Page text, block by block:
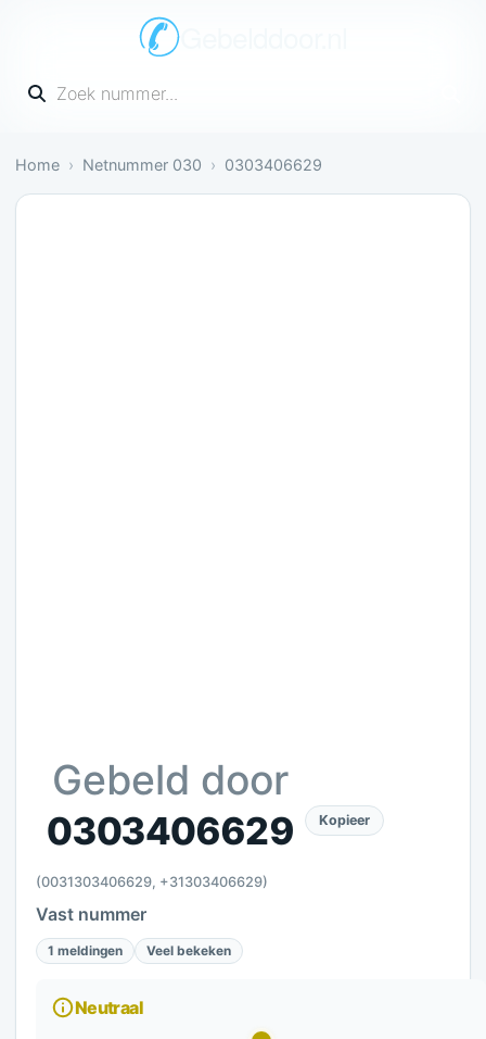
Gebelddoor.nl
Vul een telefoonnummer in
Home Netnummer 030 0303406629
Gebeld door
0303406629
(0031303406629, +31303406629)
Kopieer
Vast nummer
1 meldingen Veel bekeken
Neutraal